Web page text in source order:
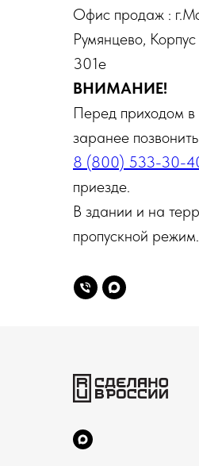
Офис продаж :
Румянцево,
301е
ВНИМАНИЕ!
Перед приходом в
заранее
8 (800) 533-30-
приезде.
В здании и на
пропускной режим.